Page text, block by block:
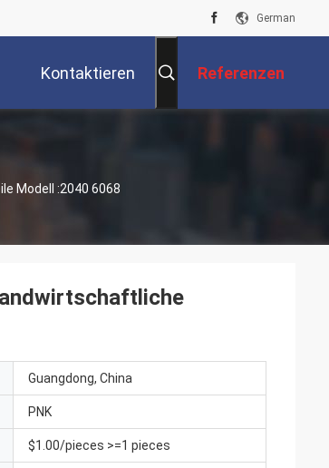
German
Kontaktieren Referenzen
Modell :2040 6068
Guangdong, China
PNK
$1.00/pieces >=1 pieces